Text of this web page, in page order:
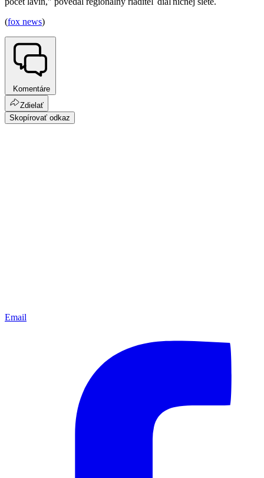
(fox news)
Komentáre
Zdielať
Skopírovať odkaz
Email